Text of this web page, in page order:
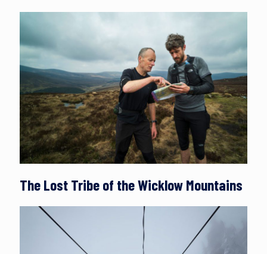
The Lost Tribe of the Wicklow Mountains